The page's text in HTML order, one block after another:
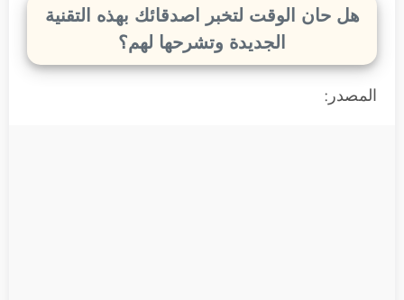
هل حان الوقت لتخبر اصدقائك بهذه التقنية
الجديدة وتشرحها لهم؟
المصدر: